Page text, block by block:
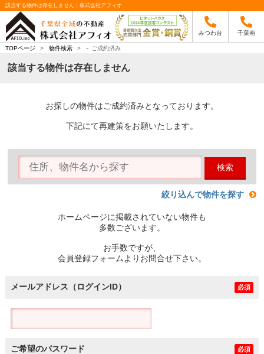
該当する物件は存在しません｜株式会社アフィオ
みつわ台 千葉南
TOPページ > 物件検索 > - ご成約済み
該当する物件は存在しません
お探しの物件はご成約済みとなっております。
下記にて再建策をお願いたします。
検索
絞り込んで物件を探す
ホームページに掲載されていない物件も
多数ございます。
お手数ですが、
会員登録フォームよりお問合せ下さい。
メールアドレス（ログインID） 必須
ご希望のパスワード 必須